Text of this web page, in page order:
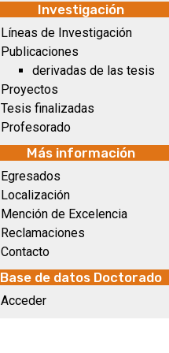
Investigación
Líneas de Investigación
Publicaciones
derivadas de las tesis
Proyectos
Tesis finalizadas
Profesorado
Más información
Egresados
Localización
Mención de Excelencia
Reclamaciones
Contacto
Base de datos Doctorado
Acceder